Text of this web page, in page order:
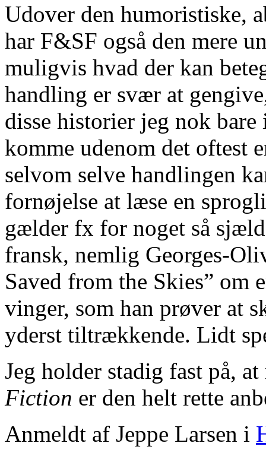
Udover den humoristiske,
har F&SF også den mere
muligvis hvad der kan
handling er svær at
disse historier jeg nok
komme udenom det oftest
selvom selve handlingen
fornøjelse at læse en
gælder fx for noget så
fransk, nemlig Georges-
Saved from the Skies” om
vinger, som han prøver at
yderst tiltrækkende. Lidt
Jeg holder stadig fast på,
Fiction er den helt rette
Anmeldt af Jeppe Larsen i